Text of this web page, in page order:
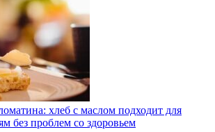
хлеб с маслом подходит для
без проблем со здоровьем